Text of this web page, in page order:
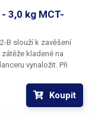
3,0 kg MCT-
B slouží k zavěšení
kladené na
vynaložit. Při
mít své nářadí
a značně urychlí
také zvýší
Koupit